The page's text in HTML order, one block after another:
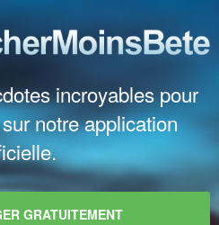
incroyables pour
notre application
GRATUITEMENT